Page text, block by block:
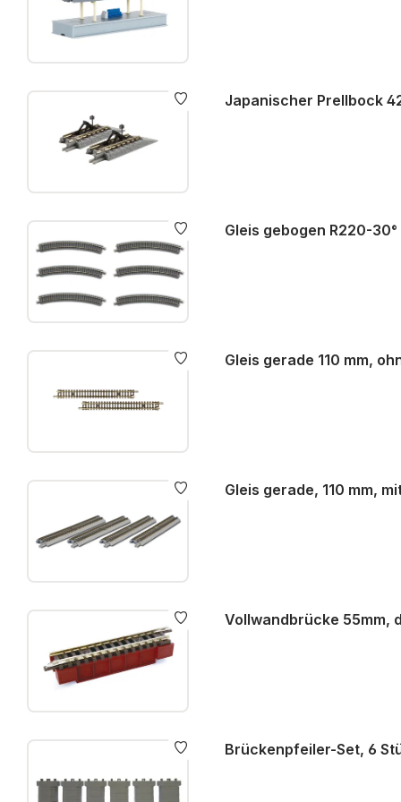
Japanischer Prellbock
Gleis gebogen R220-30°
Gleis gerade 110 mm,
Gleis gerade, 110 mm,
Vollwandbrücke 55mm,
Brückenpfeiler-Set, 6